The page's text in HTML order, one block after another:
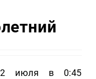
июля в 0:45